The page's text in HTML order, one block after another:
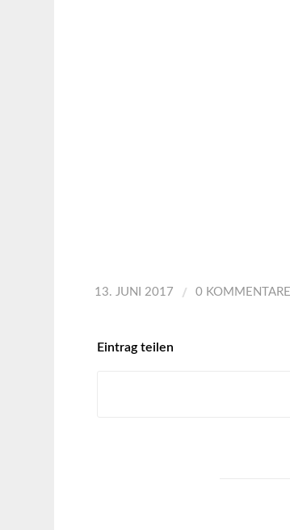
13. JUNI 2017 / 0 KOMMENTARE
Eintrag teilen